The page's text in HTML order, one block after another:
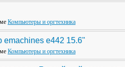
Компьютеры и оргтехника
emachines e442 15.6"
Компьютеры и оргтехника